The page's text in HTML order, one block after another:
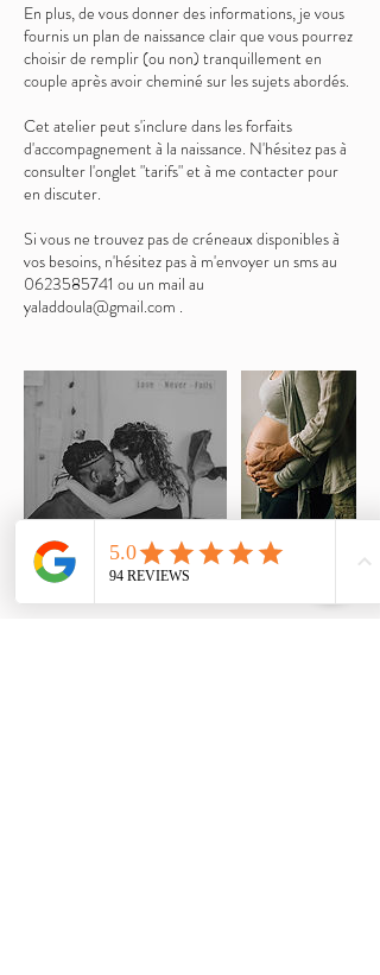
En plus, de vous donner des informations, je vous
fournis un plan de naissance clair que vous pourrez
choisir de remplir (ou non) tranquillement en
couple après avoir cheminé sur les sujets abordés.
Cet atelier peut s'inclure dans les forfaits
d'accompagnement à la naissance. N'hésitez pas à
consulter l'onglet "tarifs" et à me contacter pour
en discuter.
Si vous ne trouvez pas de créneaux disponibles à
vos besoins, n'hésitez pas à m'envoyer un sms au
0623585741 ou un mail au
yaladdoula@gmail.com .